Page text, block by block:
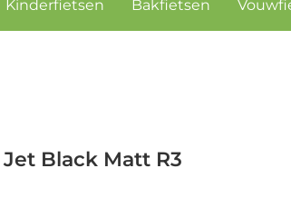
Kinderfietsen Bakfietsen
Black Matt R3